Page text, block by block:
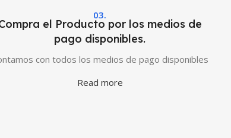
03.
el Producto por los medios de
pago disponibles.
con todos los medios de pago disponibles
Read more